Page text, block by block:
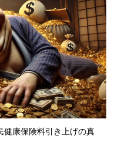
健康保険料引き上げの真